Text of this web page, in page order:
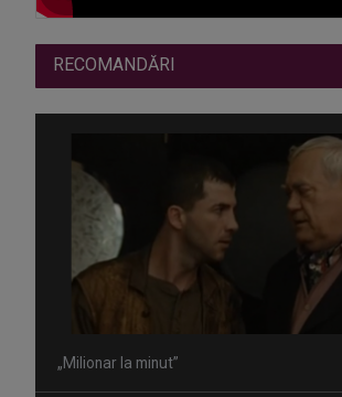
RECOMANDĂRI
„Milionar la minut”